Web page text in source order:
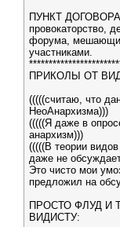
ПУНКТ
провокаторство,
форума,
участниками.
ПРИКОЛЫ ОТ
(((((считаю, что
НеоАнархизма)))
(((((Я даже в
анархизм)))
(((((В теории
даже не
Это чисто мои
предложил на
ПРОСТО ФЛУД И
ВИДИСТУ: